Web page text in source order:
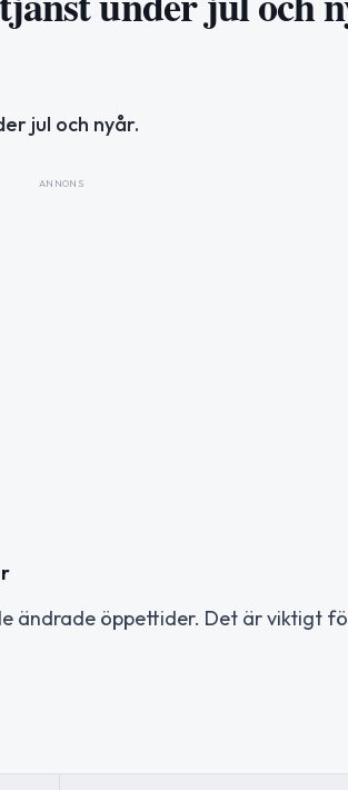
jul och nyår.
ANNONS
ändrade öppettider. Det är viktigt